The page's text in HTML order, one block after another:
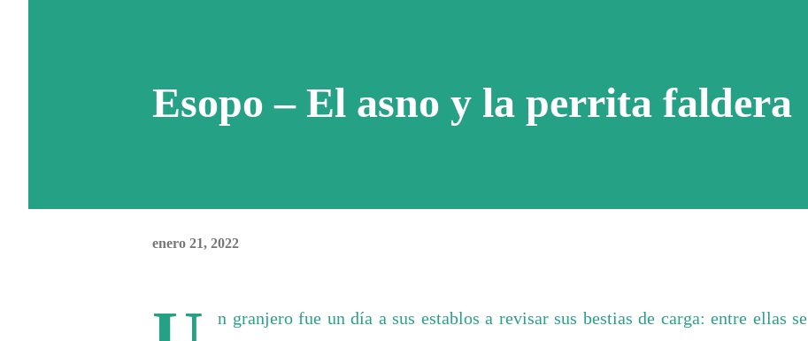
Esopo – El asno y la perrita faldera
enero 21, 2022
n granjero fue un día a sus establos a revisar sus bestias de carga: entre ellas se